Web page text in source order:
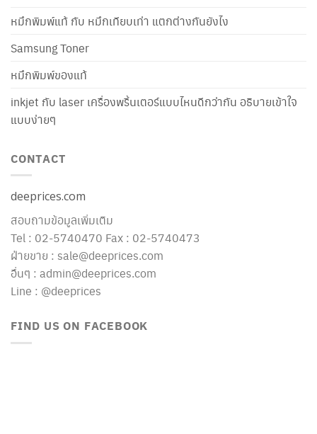
หมึกพิมพ์แท้ กับ หมึกเทียบเท่า แตกต่างกันยังไง
Samsung Toner
หมึกพิมพ์ของแท้
inkjet กับ laser เครื่องพริ้นเตอร์แบบไหนดีกว่ากัน อธิบายเข้าใจ
แบบง่ายๆ
CONTACT
deeprices.com
สอบถามข้อมูลเพิ่มเติม
Tel : 02-5740470 Fax : 02-5740473
ฝ่ายขาย : sale@deeprices.com
อื่นๆ : admin@deeprices.com
Line : @deeprices
FIND US ON FACEBOOK